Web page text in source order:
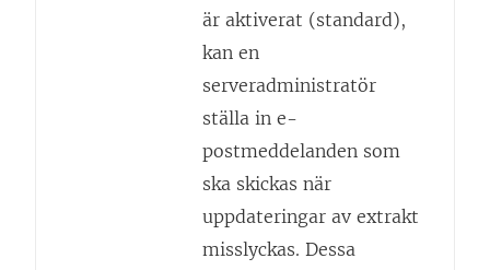
är aktiverat (standard),
kan en
serveradministratör
ställa in e-
postmeddelanden som
ska skickas när
uppdateringar av extrakt
misslyckas. Dessa